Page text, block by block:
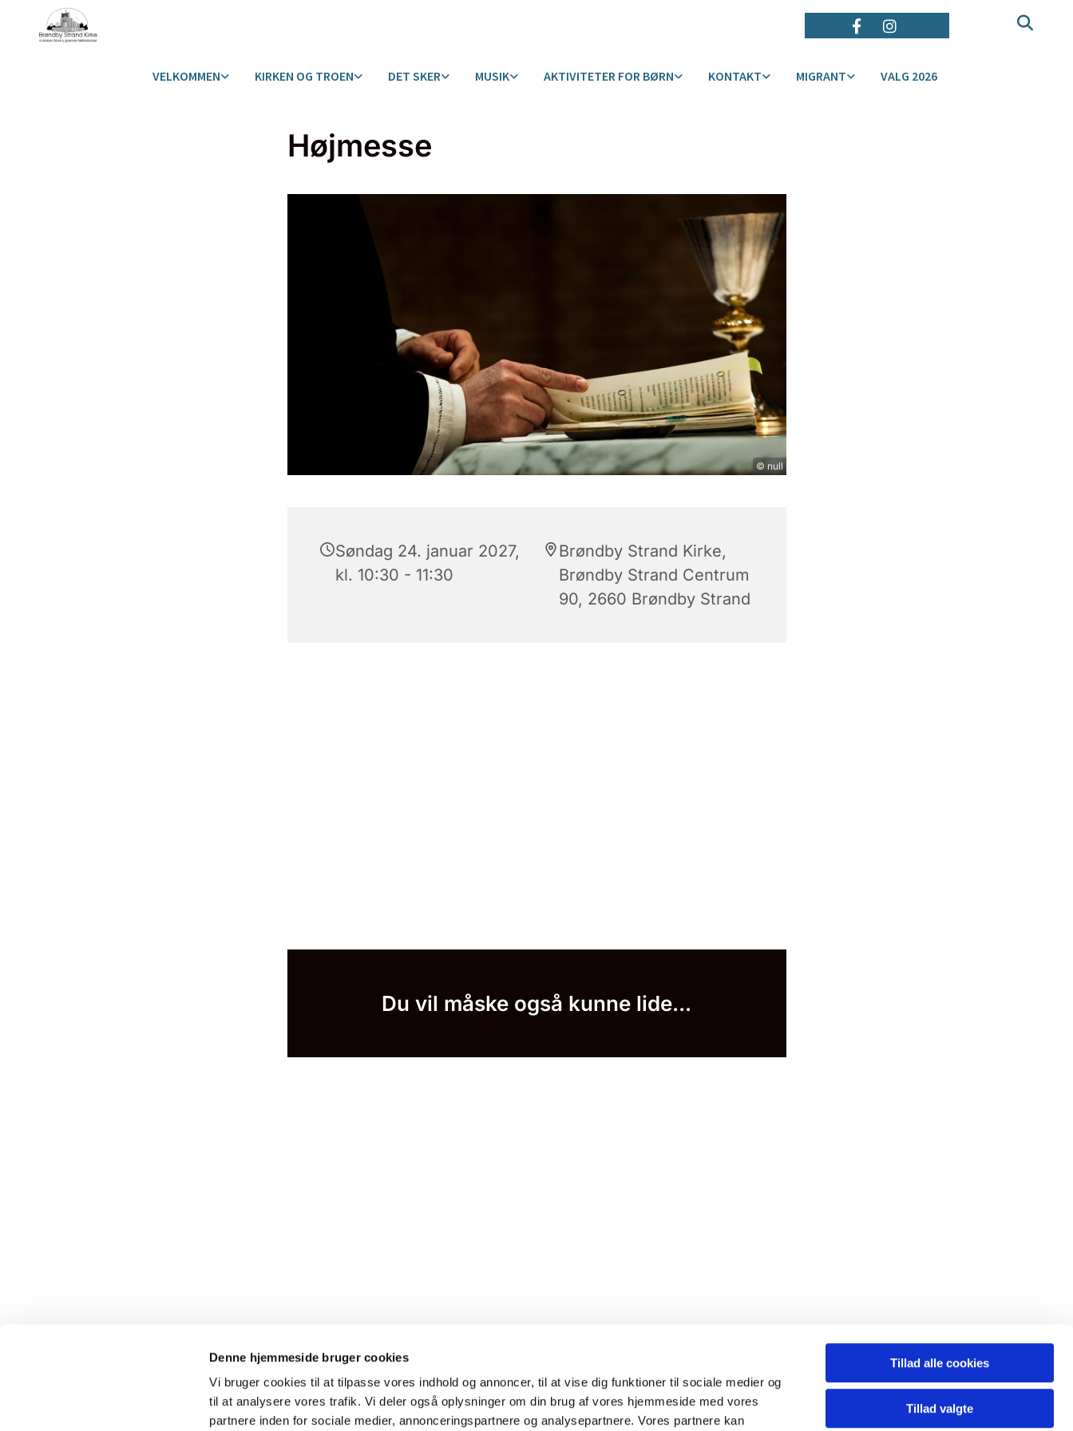
Denne hjemmeside bruger cookies
Vi bruger cookies til at tilpasse vores indhold og annoncer, til at vise dig funktioner til sociale medier og
til at analysere vores trafik. Vi deler også oplysninger om din brug af vores hjemmeside med vores
partnere inden for sociale medier, annonceringspartnere og analysepartnere. Vores partnere kan
Tillad alle cookies
Tillad valgte
VELKOMMEN KIRKEN OG TROEN DET SKER MUSIK AKTIVITETER FOR BØRN KONTAKT MIGRANT VALG 2026
Højmesse
© null
Søndag 24. januar 2027,
kl. 10:30 - 11:30
Brøndby Strand Kirke,
Brøndby Strand Centrum
90, 2660 Brøndby Strand
Du vil måske også kunne lide...